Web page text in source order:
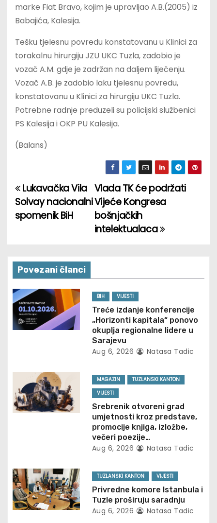
marke Fiat Bravo, kojim je upravljao A.B.(2005) iz
Babajića, Kalesija.
Tešku tjelesnu povredu konstatovanu u Klinici za
torakalnu hirurgiju JZU UKC Tuzla, zadobio je
vozač A.M. gdje je zadržan na daljem liječenju.
Vozač A.B. je zadobio laku tjelesnu povredu,
konstatovanu u Klinici za hirurgiju UKC Tuzla.
Potrebne radnje preduzeli su policijski službenici
PS Kalesija i OKP PU Kalesija.
(Balans)
P
o
n
a
v
i
a
t
i
Vlada TK će podržati
Vijeće Kongresa
bošnjačkih
intelektualaca
Lukavačka Vila
Solvay nacionalni
spomenik BiH
Povezani članci
BIH VIJESTI
Treće izdanje konferencije
„Horizonti kapitala“ ponovo
okuplja regionalne lidere u
Sarajevu
Aug 6, 2026 Natasa Tadic
MAGAZIN
TUZLANSKI KANTON
VIJESTI
Srebrenik otvoreni grad
umjetnosti kroz predstave,
promocije knjiga, izložbe,
večeri poezije…
Aug 6, 2026 Natasa Tadic
TUZLANSKI KANTON VIJESTI
Privredne komore Istanbula i
Tuzle proširuju saradnju
Aug 6, 2026 Natasa Tadic